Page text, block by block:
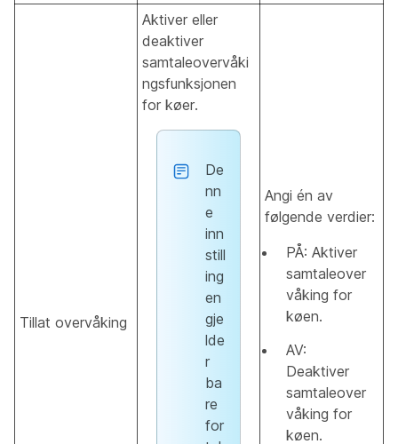
Tillat overvåking
Aktiver eller
deaktiver
samtaleovervåki
ngsfunksjonen
for køer.
De
nn
e
inn
still
ing
en
gje
lde
r
ba
re
for
Angi én av
følgende verdier:
PÅ: Aktiver
samtaleover
våking for
køen.
AV:
Deaktiver
samtaleover
våking for
køen.